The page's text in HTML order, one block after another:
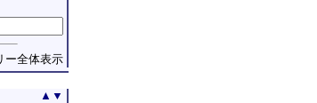
ー全体表示
▲ ▼